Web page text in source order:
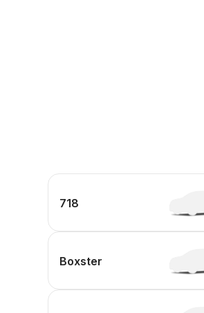
718
Boxster